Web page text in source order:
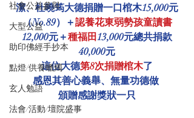
社會公益參與
大型公益
助印佛經手抄本
點燈/供養蠟燭
玄人勉語
法會/活動/壇院盛事
潔、杜曉筠大德捐贈一口棺木15,000元
（No.89）＋認養花東弱勢孩童讀書
12,000元＋種福田13,000元總共捐款
40,000元
這位大德第8次捐贈棺木了
感恩其善心義舉、無量功德做
頒贈感謝獎狀一只